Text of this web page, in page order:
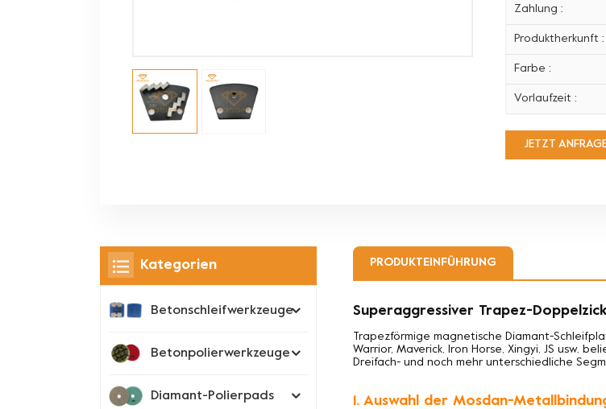
Zahlung :
Produktherkunft :
Farbe :
Vorlaufzeit :
JETZT
PRODUKTEINFÜHRUNG
Superaggressiver Trapez-
Trapezförmige magnetische Diamant-
Warrior, Maverick, Iron Horse, Xingyi, JS usw.
Dreifach- und noch mehr unterschiedliche
1. Auswahl der Mosdan-
Kategorien
Betonschleifwerkzeuge
Betonpolierwerkzeuge
Diamant-Polierpads